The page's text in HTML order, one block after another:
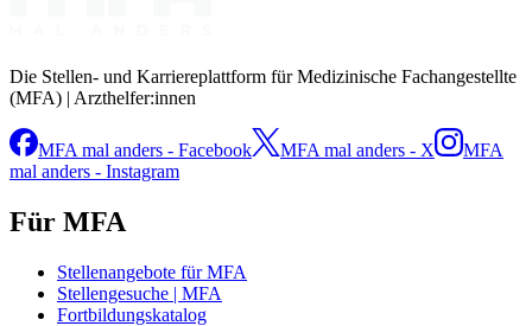
Die Stellen- und Karriereplattform für Medizinische Fachangestellte
(MFA) | Arzthelfer:innen
MFA mal anders - Facebook MFA mal anders - X
MFA
mal anders - Instagram
Für MFA
Stellenangebote für MFA
Stellengesuche | MFA
Fortbildungskatalog